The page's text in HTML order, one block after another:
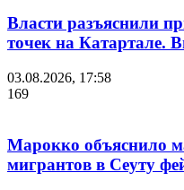
Власти разъяснили
точек на Катартале.
03.08.2026, 17:58
169
Марокко объяснило
мигрантов в Сеуту